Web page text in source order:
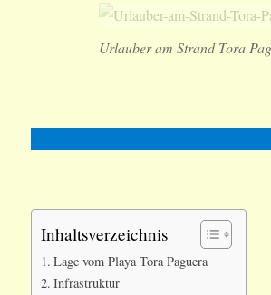
Urlauber am Strand Tora
Inhaltsverzeichnis
Lage vom Playa Tora Paguera
Infrastruktur